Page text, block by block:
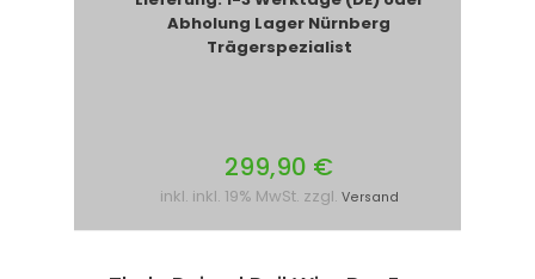
Abholung Lager Nürnberg
Trägerspezialist
299,90 €
inkl. inkl. 19% MwSt. zzgl. Versand